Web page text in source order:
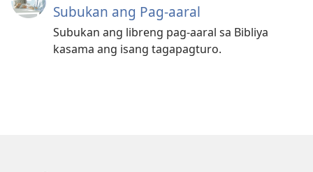
Subukan ang Pag-aaral
Subukan ang libreng pag-aaral sa Bibliya
kasama ang isang tagapagturo.